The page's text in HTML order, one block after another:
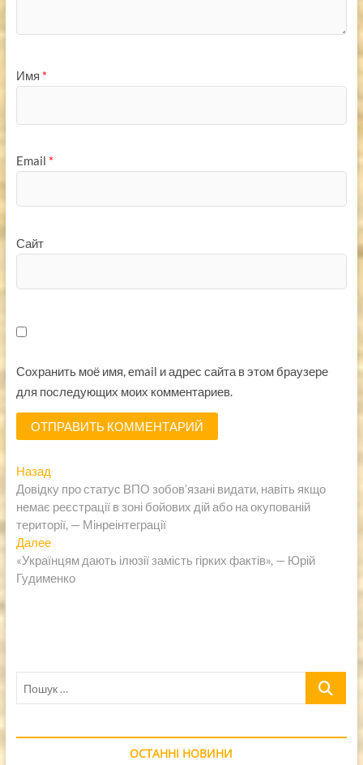
Имя *
Email *
Сайт
Сохранить моё имя, email и адрес сайта в этом браузере
для последующих моих комментариев.
Навигация
по
записям
НазадПредыдущая
запись:
Довідку про статус ВПО зобов’язані видати, навіть якщо
немає реєстрації в зоні бойових дій або на окупованій
території, — Мінреінтеграції
ДалееСледующая
запись:
«Українцям дають ілюзії замість гірких фактів», — Юрій
Гудименко
Пошук
ОСТАННІ НОВИНИ